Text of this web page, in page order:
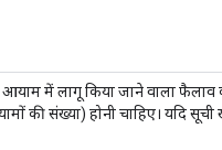
में लागू किया जाने वाला
की संख्या) होनी चाहिए। यदि